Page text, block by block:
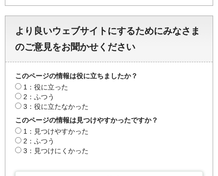
より良いウェブサイトにするためにみなさま
のご意見をお聞かせください
このページの情報は役に立ちましたか？
1：役に立った
2：ふつう
3：役に立たなかった
このページの情報は見つけやすかったですか？
1：見つけやすかった
2：ふつう
3：見つけにくかった